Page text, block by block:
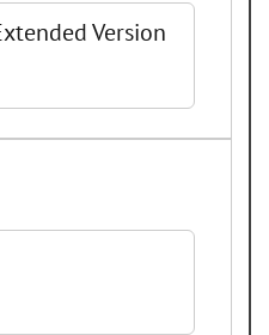
Version